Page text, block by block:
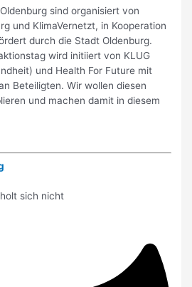
sind organisiert von
und KlimaVernetzt, in Kooperation
durch die Stadt Oldenburg.
wird initiiert von KLUG
und Health For Future mit
Beteiligten. Wir wollen diesen
und machen damit in diesem
sich nicht